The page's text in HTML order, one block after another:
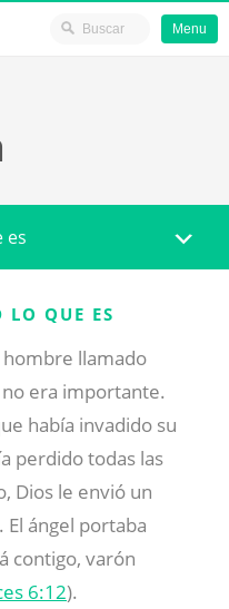
Menu
es
QUE ES
hombre llamado
era importante.
había invadido su
perdido todas las
Dios le envió un
El ángel portaba
contigo, varón
6:12).